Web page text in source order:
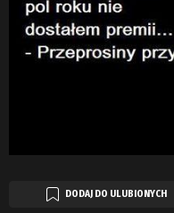
DODAJ DO ULUBIONYCH